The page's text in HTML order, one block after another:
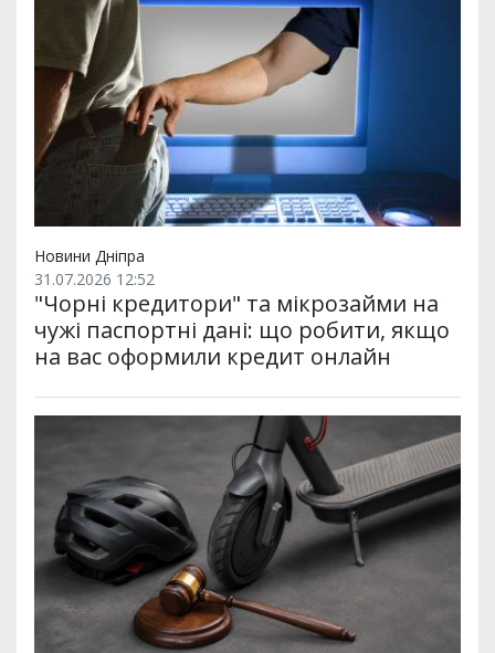
Новини Дніпра
31.07.2026 12:52
"Чорні кредитори" та мікрозайми на
чужі паспортні дані: що робити, якщо
на вас оформили кредит онлайн